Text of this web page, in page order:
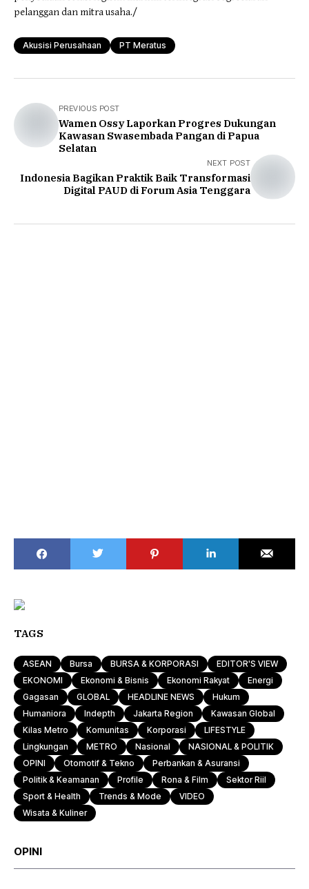
pelanggan dan mitra usaha./
Akusisi Perusahaan PT Meratus
PREVIOUS POST
Wamen Ossy Laporkan Progres Dukungan
Kawasan Swasembada Pangan di Papua
Selatan
NEXT POST
Indonesia Bagikan Praktik Baik Transformasi
Digital PAUD di Forum Asia Tenggara
TAGS
ASEAN Bursa BURSA & KORPORASI
EDITOR'S VIEW
EKONOMI
Ekonomi & Bisnis Ekonomi Rakyat
Energi
Gagasan
GLOBAL HEADLINE NEWS
Hukum
Humaniora
Indepth Jakarta Region
Kawasan Global
Kilas Metro
Komunitas Korporasi
LIFESTYLE
Lingkungan
METRO Nasional
NASIONAL & POLITIK
OPINI
Otomotif & Tekno
Perbankan & Asuransi
Politik & Keamanan
Profile Rona & Film
Sektor Riil
Sport & Health
Trends & Mode
VIDEO
Wisata & Kuliner
OPINI